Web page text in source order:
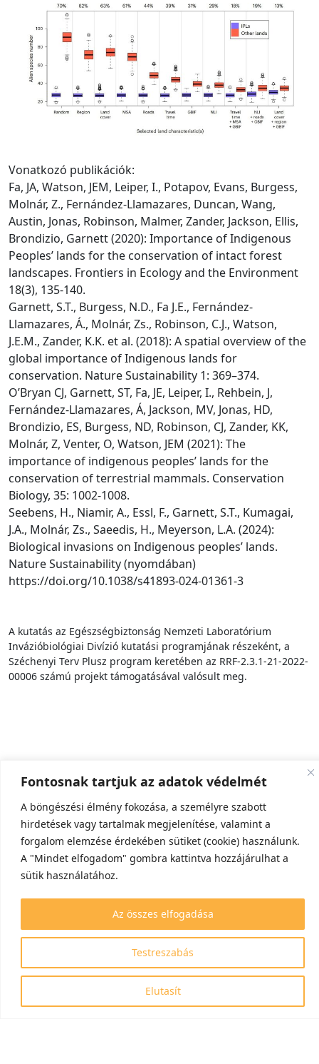
Fontosnak tartjuk az adatok védelmét
A böngészési élmény fokozása, a személyre szabott
hirdetések vagy tartalmak megjelenítése, valamint a
forgalom elemzése érdekében sütiket (cookie) használunk.
A "Mindet elfogadom" gombra kattintva hozzájárulhat a
sütik használatához.
Testreszabás
Elutasít
Az összes elfogadása
Vonatkozó publikációk:
Fa, JA, Watson, JEM, Leiper, I., Potapov, Evans, Burgess,
Molnár, Z., Fernández-Llamazares, Duncan, Wang,
Austin, Jonas, Robinson, Malmer, Zander, Jackson, Ellis,
Brondizio, Garnett (2020): Importance of Indigenous
Peoples’ lands for the conservation of intact forest
landscapes. Frontiers in Ecology and the Environment
18(3), 135-140.
Garnett, S.T., Burgess, N.D., Fa J.E., Fernández-
Llamazares, Á., Molnár, Zs., Robinson, C.J., Watson,
J.E.M., Zander, K.K. et al. (2018): A spatial overview of the
global importance of Indigenous lands for
conservation. Nature Sustainability 1: 369–374.
O’Bryan CJ, Garnett, ST, Fa, JE, Leiper, I., Rehbein, J,
Fernández-Llamazares, Á, Jackson, MV, Jonas, HD,
Brondizio, ES, Burgess, ND, Robinson, CJ, Zander, KK,
Molnár, Z, Venter, O, Watson, JEM (2021): The
importance of indigenous peoples’ lands for the
conservation of terrestrial mammals. Conservation
Biology, 35: 1002-1008.
Seebens, H., Niamir, A., Essl, F., Garnett, S.T., Kumagai,
J.A., Molnár, Zs., Saeedis, H., Meyerson, L.A. (2024):
Biological invasions on Indigenous peoples’ lands.
Nature Sustainability (nyomdában)
https://doi.org/10.1038/s41893-024-01361-3
A kutatás az Egészségbiztonság Nemzeti Laboratórium
Invázióbiológiai Divízió kutatási programjának részeként, a
Széchenyi Terv Plusz program keretében az RRF-2.3.1-21-2022-
00006 számú projekt támogatásával valósult meg.